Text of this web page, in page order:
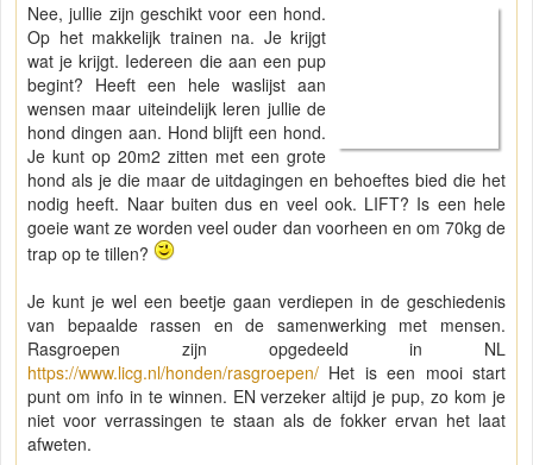
Nee, jullie zijn geschikt voor een hond.
Op het makkelijk trainen na. Je krijgt
wat je krijgt. Iedereen die aan een pup
begint? Heeft een hele waslijst aan
wensen maar uiteindelijk leren jullie de
hond dingen aan. Hond blijft een hond.
Je kunt op 20m2 zitten met een grote
hond als je die maar de uitdagingen en behoeftes bied die het
nodig heeft. Naar buiten dus en veel ook. LIFT? Is een hele
goeie want ze worden veel ouder dan voorheen en om 70kg de
trap op te tillen?
Je kunt je wel een beetje gaan verdiepen in de geschiedenis
van bepaalde rassen en de samenwerking met mensen.
Rasgroepen zijn opgedeeld in NL
https://www.licg.nl/honden/rasgroepen/ Het is een mooi start
punt om info in te winnen. EN verzeker altijd je pup, zo kom je
niet voor verrassingen te staan als de fokker ervan het laat
afweten.